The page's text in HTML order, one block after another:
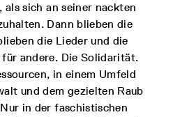
als sich an seiner nackten
Dann blieben die
die Lieder und die
andere. Die Solidarität.
in einem Umfeld
und dem gezielten Raub
in der faschistischen